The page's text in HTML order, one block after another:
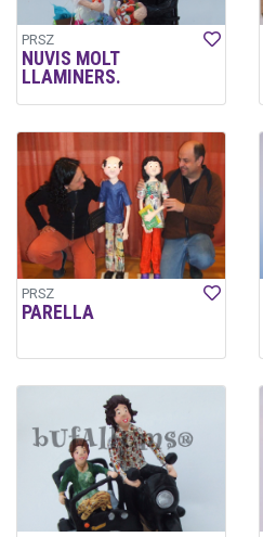
PRSZ
NUVIS MOLT
LLAMINERS.
PRSZ
PARELLA